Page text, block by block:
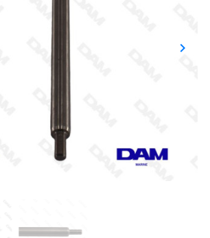
Next
keyboard_arrow_right